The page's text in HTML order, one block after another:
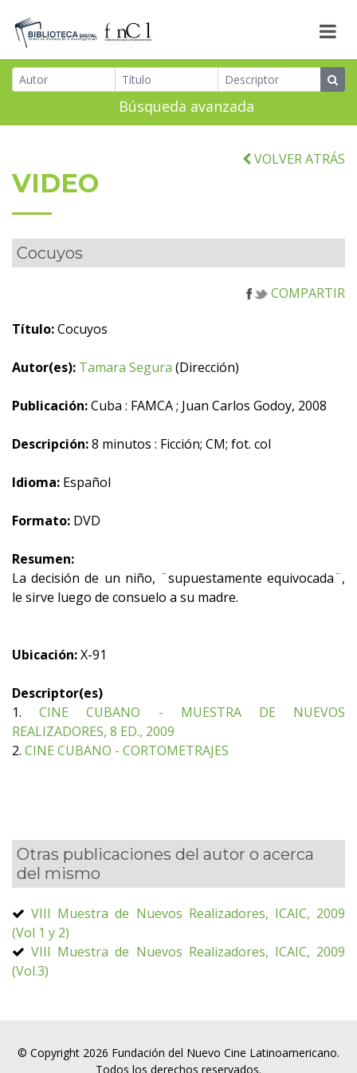
Búsqueda avanzada
VOLVER ATRÁS
VIDEO
Cocuyos
COMPARTIR
Título:Cocuyos
Autor(es): Tamara Segura (Dirección)
Publicación:Cuba : FAMCA ; Juan Carlos Godoy, 2008
Descripción:8 minutos : Ficción; CM; fot. col
Idioma: Español
Formato: DVD
Resumen:
La decisión de un niño, ¨supuestamente equivocada¨,
le sirve luego de consuelo a su madre.
Ubicación:X-91
Descriptor(es)
1.CINE CUBANO - MUESTRA DE NUEVOS
REALIZADORES, 8 ED., 2009
2. CINE CUBANO - CORTOMETRAJES
Otras publicaciones del autor o acerca
del mismo
VIII Muestra de Nuevos Realizadores, ICAIC, 2009
(Vol 1 y 2)
VIII Muestra de Nuevos Realizadores, ICAIC, 2009
(Vol.3)
© Copyright 2026 Fundación del Nuevo Cine Latinoamericano.
Todos los derechos reservados.